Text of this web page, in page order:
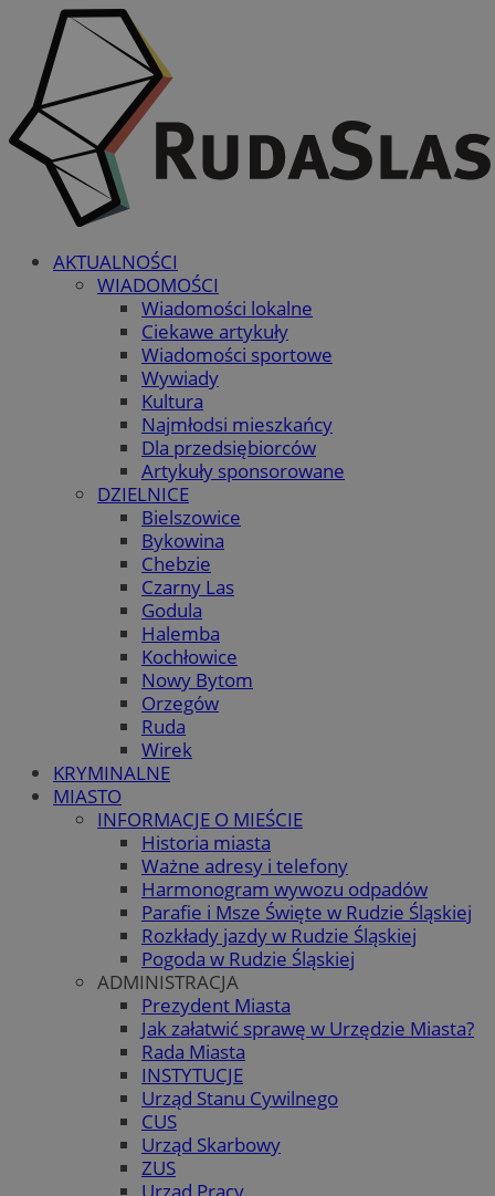
AKTUALNOŚCI
WIADOMOŚCI
Wiadomości lokalne
Ciekawe artykuły
Wiadomości sportowe
Wywiady
Kultura
Najmłodsi mieszkańcy
Dla przedsiębiorców
Artykuły sponsorowane
DZIELNICE
Bielszowice
Bykowina
Chebzie
Czarny Las
Godula
Halemba
Kochłowice
Nowy Bytom
Orzegów
Ruda
Wirek
KRYMINALNE
MIASTO
INFORMACJE O MIEŚCIE
Historia miasta
Ważne adresy i telefony
Harmonogram wywozu odpadów
Parafie i Msze Święte w Rudzie Śląskiej
Rozkłady jazdy w Rudzie Śląskiej
Pogoda w Rudzie Śląskiej
ADMINISTRACJA
Prezydent Miasta
Jak załatwić sprawę w Urzędzie Miasta?
Rada Miasta
INSTYTUCJE
Urząd Stanu Cywilnego
CUS
Urząd Skarbowy
ZUS